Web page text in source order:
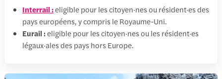
Interrail :eligible pour les citoyen·nes ou résident·es des
pays européens, y compris le Royaume-Uni.
Eurail :eligible pour les citoyen·nes ou les résident·es
légaux·ales des pays hors Europe.